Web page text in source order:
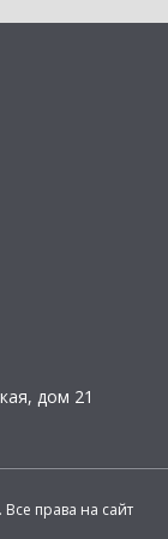
дом 21
права на сайт